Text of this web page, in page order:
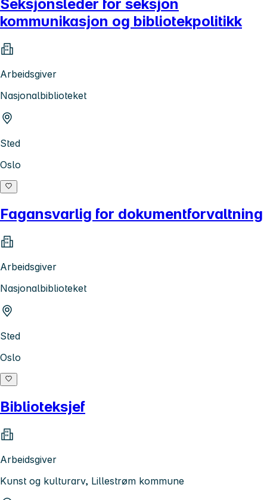
Seksjonsleder for seksjon
kommunikasjon og bibliotekpolitikk
Arbeidsgiver
Nasjonalbiblioteket
Sted
Oslo
Fagansvarlig for dokumentforvaltning
Arbeidsgiver
Nasjonalbiblioteket
Sted
Oslo
Biblioteksjef
Arbeidsgiver
Kunst og kulturarv, Lillestrøm kommune